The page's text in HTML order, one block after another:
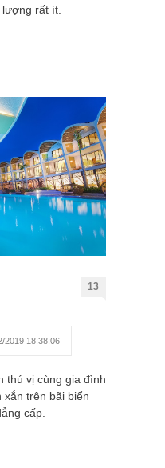
rất ít.
13
2019 18:38:06
thú vị cùng gia đình
trên bãi biển
cấp.